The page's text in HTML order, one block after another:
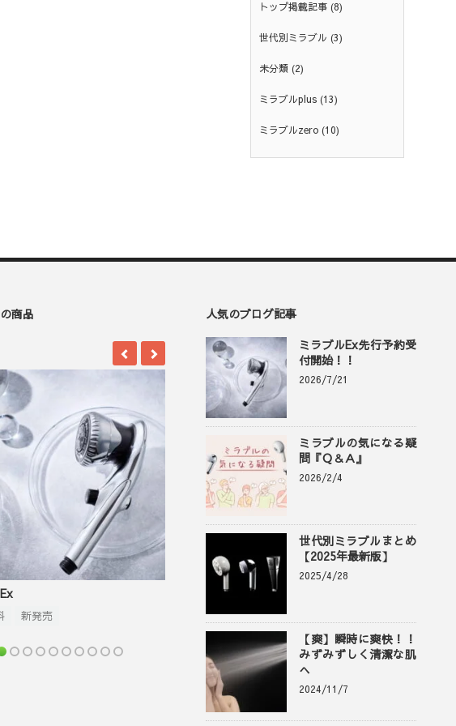
トップ掲載記事 (8)
世代別ミラブル (3)
未分類 (2)
ミラブルplus (13)
ミラブルzero (10)
商品
売
人気のブログ記事
ミラブルEx先行予約受
付開始！！
2026/7/21
ミラブルの気になる疑
問『Ｑ＆Ａ』
2026/2/4
世代別ミラブルまとめ
【2025年最新版】
2025/4/28
【爽】瞬時に爽快！！
みずみずしく清潔な肌
へ
2024/11/7